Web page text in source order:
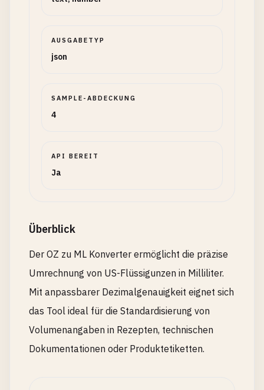
AUSGABETYP
json
SAMPLE-ABDECKUNG
4
API BEREIT
Ja
Überblick
Der OZ zu ML Konverter ermöglicht die präzise
Umrechnung von US-Flüssigunzen in Milliliter.
Mit anpassbarer Dezimalgenauigkeit eignet sich
das Tool ideal für die Standardisierung von
Volumenangaben in Rezepten, technischen
Dokumentationen oder Produktetiketten.